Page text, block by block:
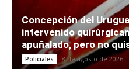
Concepción del
intervenido
apuñalado, pero no
Policiales 8 de agosto de 2026